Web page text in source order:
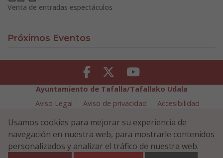
Venta de entradas espectáculos
Próximos Eventos
Facebook Twitter Youtube
Ayuntamiento de Tafalla/Tafallako Udala
Aviso Legal
Aviso de privacidad
Accesibilidad
Política de Seguridad de la Información
Plaza Navarra 5 - 31300 Tafalla (NAVARRA)
948 70 18 11
ayuntamiento@tafalla.es
Usamos cookies para mejorar su experiencia de
navegación en nuestra web, para mostrarle contenidos
personalizados y analizar el tráfico de nuestra web.